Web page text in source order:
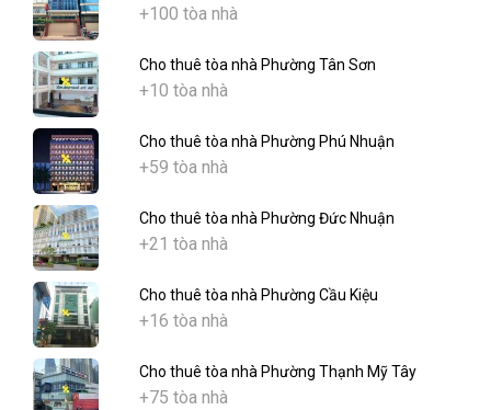
+100 tòa nhà
Cho thuê tòa nhà Phường Tân Sơn
+10 tòa nhà
Cho thuê tòa nhà Phường Phú Nhuận
+59 tòa nhà
Cho thuê tòa nhà Phường Đức Nhuận
+21 tòa nhà
Cho thuê tòa nhà Phường Cầu Kiệu
+16 tòa nhà
Cho thuê tòa nhà Phường Thạnh Mỹ Tây
+75 tòa nhà